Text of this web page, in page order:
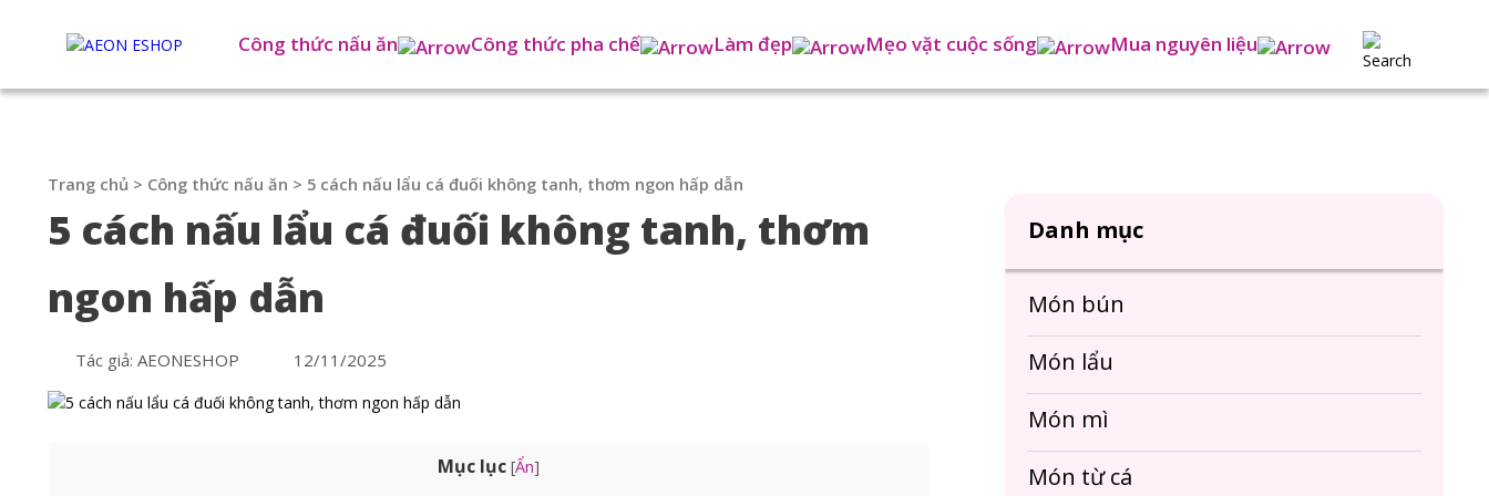
Công thức nấu ăn Công thức pha chế Làm đẹp Mẹo vặt cuộc sống Mua nguyên liệu
Trang chủ > Công thức nấu ăn > 5 cách nấu lẩu cá đuối không tanh, thơm ngon hấp dẫn
5 cách nấu lẩu cá đuối không tanh, thơm
ngon hấp dẫn
Tác giả: AEONESHOP 12/11/2025
Mục lục [Ẩn]
Danh mục
Món bún
Món lẩu
Món mì
Món từ cá